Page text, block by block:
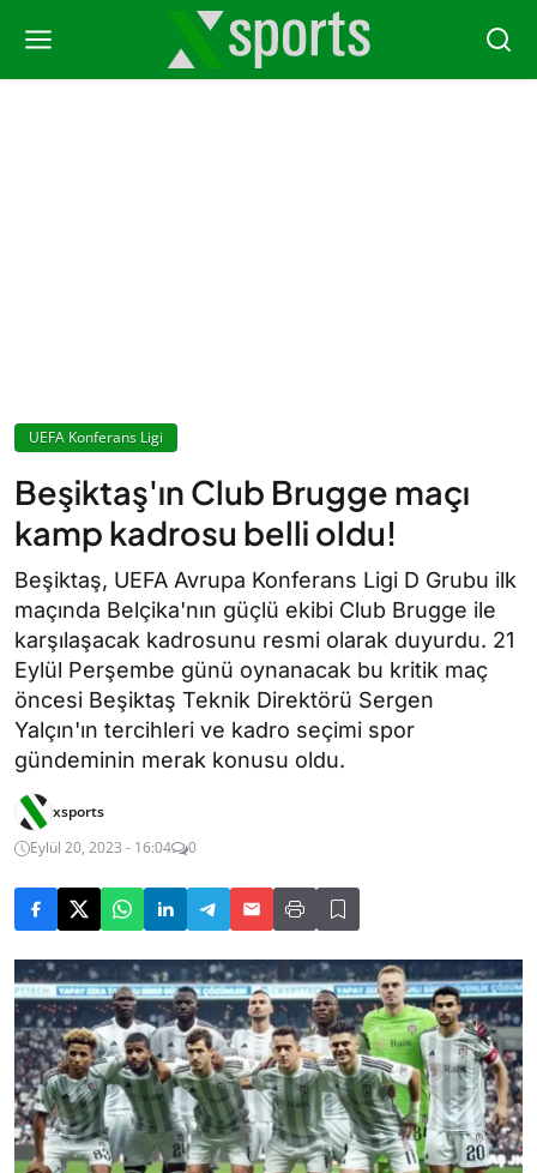
UEFA Konferans Ligi
Beşiktaş'ın Club Brugge maçı
kamp kadrosu belli oldu!
Beşiktaş, UEFA Avrupa Konferans Ligi D Grubu ilk
maçında Belçika'nın güçlü ekibi Club Brugge ile
karşılaşacak kadrosunu resmi olarak duyurdu. 21
Eylül Perşembe günü oynanacak bu kritik maç
öncesi Beşiktaş Teknik Direktörü Sergen
Yalçın'ın tercihleri ve kadro seçimi spor
gündeminin merak konusu oldu.
xsports
Eylül 20, 2023 - 16:04
0